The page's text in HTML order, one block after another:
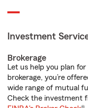
Investment
Brokerage
Let us help you plan
brokerage, you’re
wide range of mutual
Check the investment